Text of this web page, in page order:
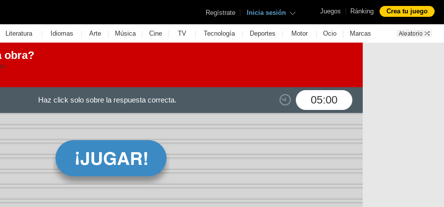
Juegos | Ránking Crea tu juego
Regístrate | Inicia sesión
Literatura | Idiomas | Arte | Música | Cine | TV | Tecnología | Deportes | Motor | Ocio | Marcas
obra?
05:00
Haz click solo sobre la respuesta correcta.